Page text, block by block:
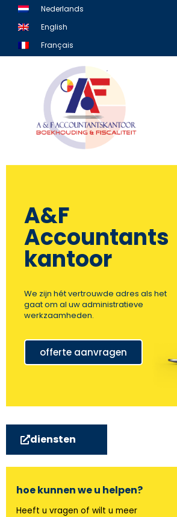
content
Nederlands
English
Français
A&F
Accountants
kantoor
We zijn hét vertrouwde adres als het
gaat om al uw administratieve
werkzaamheden.
offerte aanvragen
diensten
hoe kunnen we u helpen?
Heeft u vragen of wilt u meer